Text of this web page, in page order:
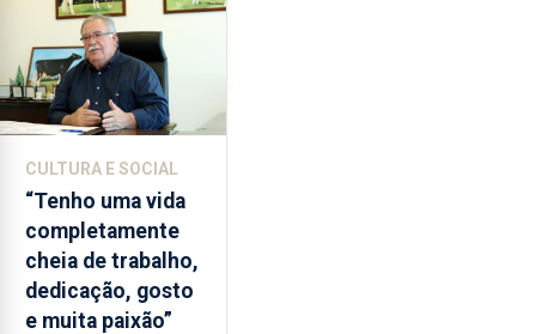
vez
desde
o
início
da
época
balnear
CULTURA E SOCIAL
“Tenho uma vida
completamente
cheia de trabalho,
dedicação, gosto
e muita paixão”